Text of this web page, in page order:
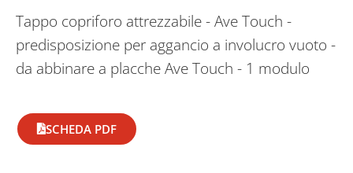
Tappo copriforo attrezzabile - Ave Touch -
predisposizione per aggancio a involucro vuoto -
da abbinare a placche Ave Touch - 1 modulo
SCHEDA PDF